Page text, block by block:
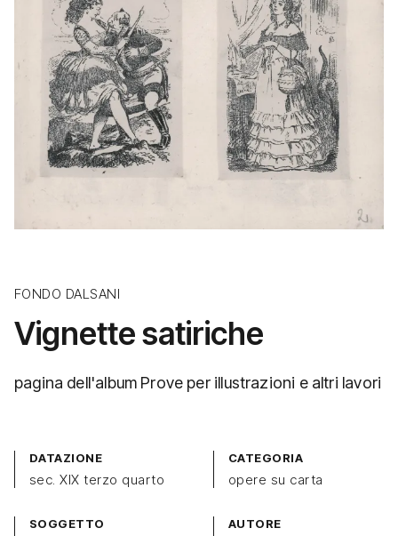
FONDO DALSANI
Vignette satiriche
pagina dell'album Prove per illustrazioni e altri lavori
DATAZIONE
sec. XIX terzo quarto
CATEGORIA
opere su carta
SOGGETTO AUTORE